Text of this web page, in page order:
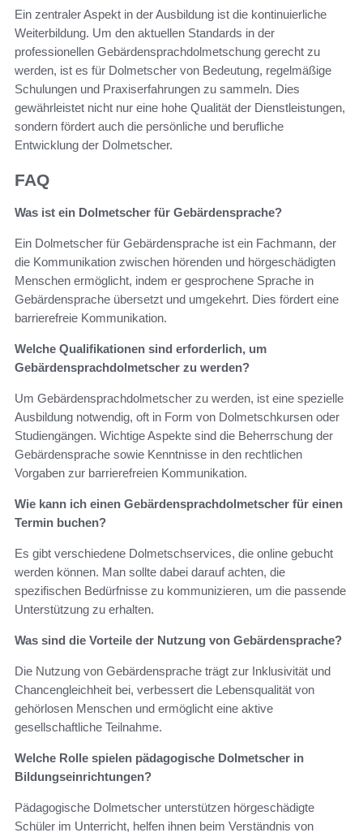
Ein zentraler Aspekt in der Ausbildung ist die kontinuierliche
Weiterbildung. Um den aktuellen Standards in der
professionellen Gebärdensprachdolmetschung gerecht zu
werden, ist es für Dolmetscher von Bedeutung, regelmäßige
Schulungen und Praxiserfahrungen zu sammeln. Dies
gewährleistet nicht nur eine hohe Qualität der Dienstleistungen,
sondern fördert auch die persönliche und berufliche
Entwicklung der Dolmetscher.
FAQ
Was ist ein Dolmetscher für Gebärdensprache?
Ein Dolmetscher für Gebärdensprache ist ein Fachmann, der
die Kommunikation zwischen hörenden und hörgeschädigten
Menschen ermöglicht, indem er gesprochene Sprache in
Gebärdensprache übersetzt und umgekehrt. Dies fördert eine
barrierefreie Kommunikation.
Welche Qualifikationen sind erforderlich, um
Gebärdensprachdolmetscher zu werden?
Um Gebärdensprachdolmetscher zu werden, ist eine spezielle
Ausbildung notwendig, oft in Form von Dolmetschkursen oder
Studiengängen. Wichtige Aspekte sind die Beherrschung der
Gebärdensprache sowie Kenntnisse in den rechtlichen
Vorgaben zur barrierefreien Kommunikation.
Wie kann ich einen Gebärdensprachdolmetscher für einen
Termin buchen?
Es gibt verschiedene Dolmetschservices, die online gebucht
werden können. Man sollte dabei darauf achten, die
spezifischen Bedürfnisse zu kommunizieren, um die passende
Unterstützung zu erhalten.
Was sind die Vorteile der Nutzung von Gebärdensprache?
Die Nutzung von Gebärdensprache trägt zur Inklusivität und
Chancengleichheit bei, verbessert die Lebensqualität von
gehörlosen Menschen und ermöglicht eine aktive
gesellschaftliche Teilnahme.
Welche Rolle spielen pädagogische Dolmetscher in
Bildungseinrichtungen?
Pädagogische Dolmetscher unterstützen hörgeschädigte
Schüler im Unterricht, helfen ihnen beim Verständnis von